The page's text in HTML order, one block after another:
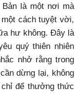
là một nơi mà
cách tuyệt vời,
hư không. Đây là
quý thiên nhiên
nhở rằng trong
dừng lại, không
để thưởng thức